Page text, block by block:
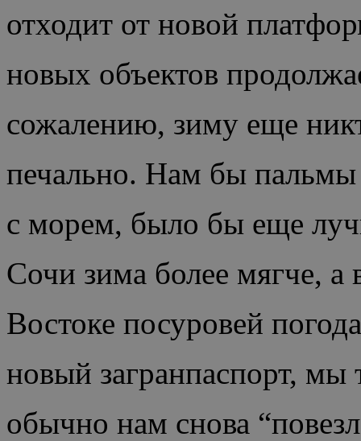
отходит от новой
новых объектов
сожалению, зиму еще
печально. Нам бы пальмы
с морем, было бы еще
Сочи зима более мягче,
Востоке посуровей
новый загранпаспорт, мы
обычно нам снова